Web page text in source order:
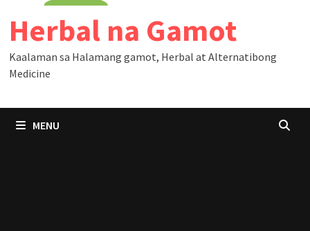
Herbal na Gamot
Kaalaman sa Halamang gamot, Herbal at Alternatibong
Medicine
MENU